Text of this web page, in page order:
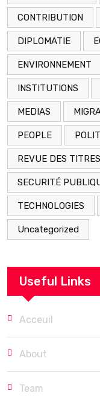
CONTRIBUTION
DIPLOMATIE
ENVIRONNEMENT
INSTITUTIONS
MEDIAS
PEOPLE
REVUE DES TITRES
SECURITÉ
TECHNOLOGIES
Uncategorized
Useful Links
Acceuil
About
Team